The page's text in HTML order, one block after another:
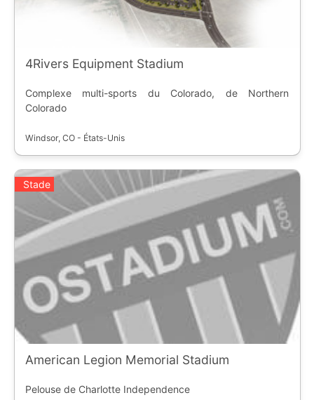
4Rivers Equipment Stadium
Complexe multi-sports du Colorado, de Northern
Colorado
Windsor, CO - États-Unis
Stade
American Legion Memorial Stadium
Pelouse de Charlotte Independence